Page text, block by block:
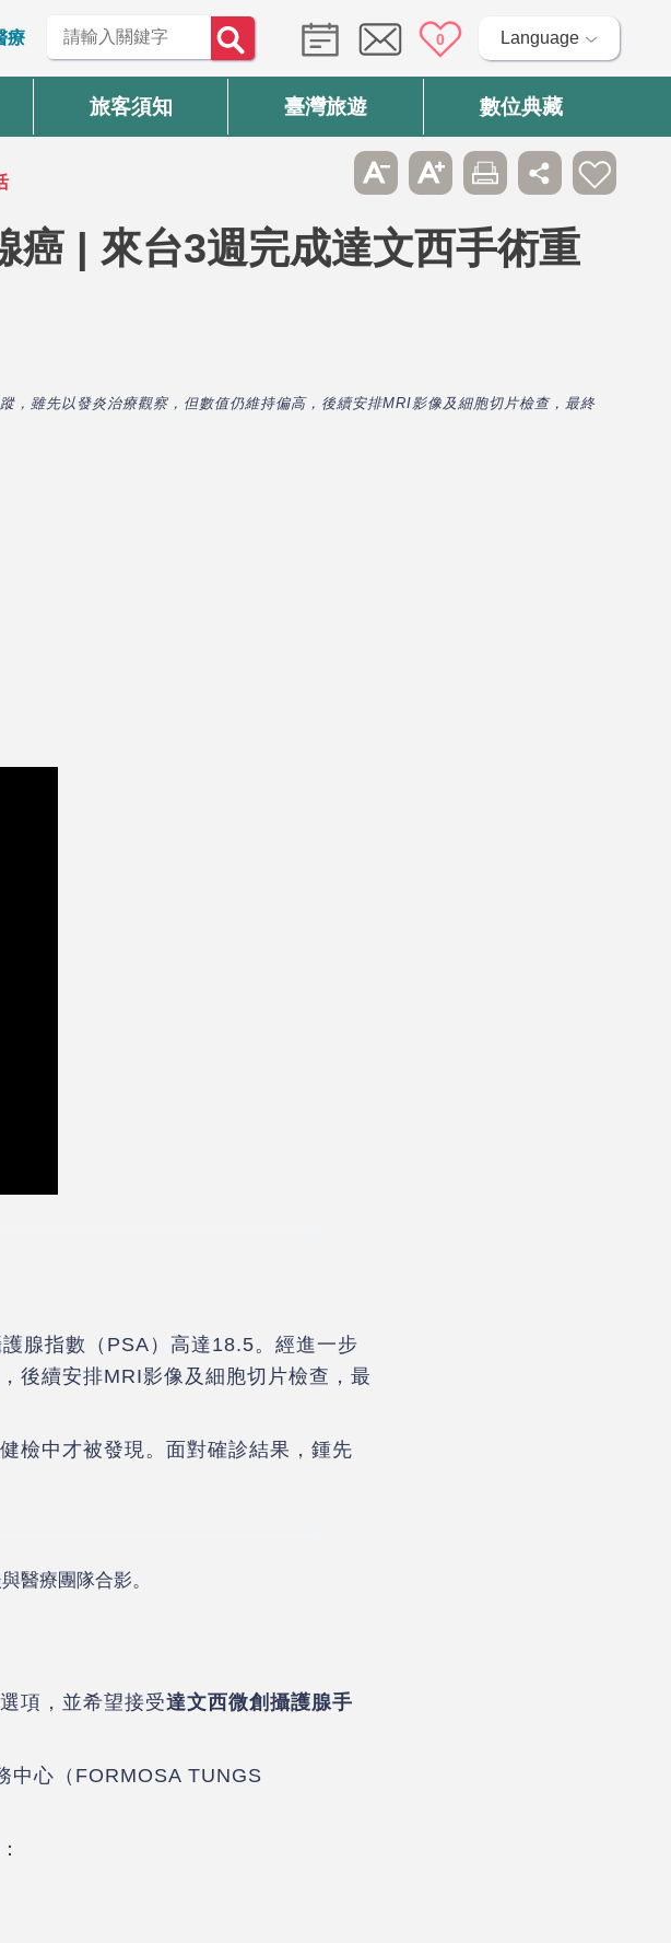
療 0 Language
旅客須知 臺灣旅遊 數位典藏
癌 | 來台3週完成達文西手術重
雖先以發炎治療觀察，但數值仍維持偏高，後續安排MRI影像及細胞切片檢查，最終
腺指數（PSA）高達18.5。經進一步
後續安排MRI影像及細胞切片檢查，最
檢中才被發現。面對確診結果，鍾先
項，並希望接受達文西微創攝護腺手
中心（FORMOSA TUNGS